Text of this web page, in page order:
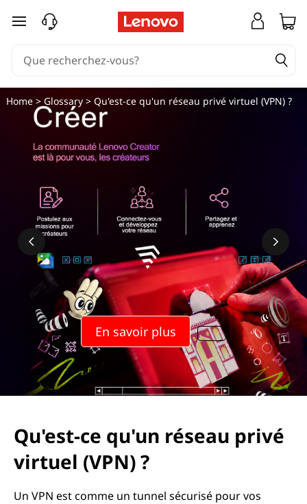
N
t
passer au contenu principal
En savoir plus
Home> Glossary> Qu'est-ce qu'un réseau privé virtuel (VPN) ?
Qu'est-ce qu'un réseau privé
virtuel (VPN) ?
Un VPN est comme un tunnel sécurisé pour vos